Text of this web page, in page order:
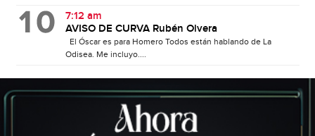
7:12 am
AVISO DE CURVA Rubén Olvera
El Óscar es para Homero Todos están hablando de La
Odisea. Me incluyo....